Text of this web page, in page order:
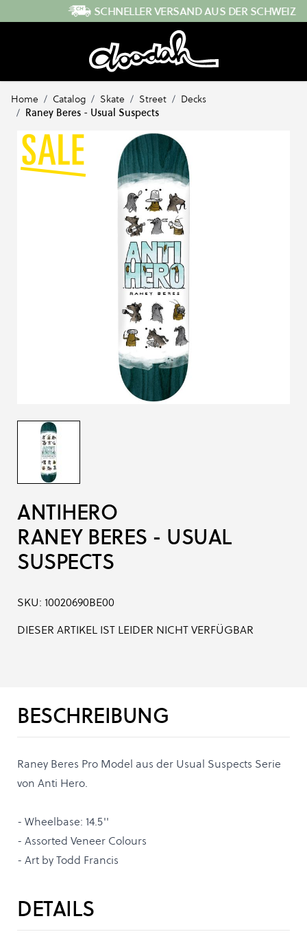
Direkt zum InhaltSCHNELLER VERSAND AUS DER SCHWEIZ
Home / Catalog / Skate / Street / Decks
/ Raney Beres - Usual Suspects
ANTIHERO
RANEY BERES - USUAL
SUSPECTS
SKU: 10020690BE00
DIESER ARTIKEL IST LEIDER NICHT VERFÜGBAR
BESCHREIBUNG
Raney Beres Pro Model aus der Usual Suspects Serie
von Anti Hero.
- Wheelbase: 14.5''
- Assorted Veneer Colours
- Art by Todd Francis
DETAILS